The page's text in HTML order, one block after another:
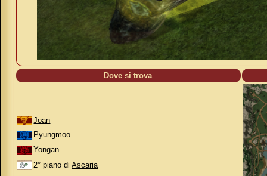
Dove si trova
Joan
Pyungmoo
Yongan
2° piano diAscaria